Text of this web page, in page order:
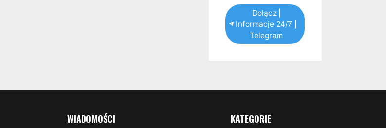
Dołącz |
Informacje 24/7 |
Telegram
WIADOMOŚCI KATEGORIE